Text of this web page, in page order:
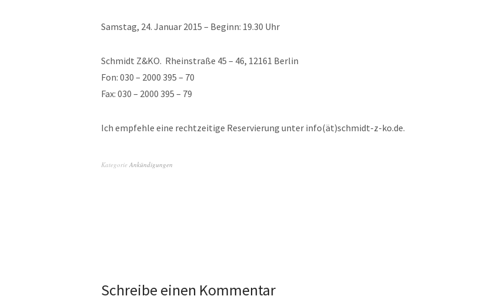
Samstag, 24. Januar 2015 – Beginn: 19.30 Uhr
Schmidt Z&KO. Rheinstraße 45 – 46, 12161 Berlin
Fon: 030 – 2000 395 – 70
Fax: 030 – 2000 395 – 79
Ich empfehle eine rechtzeitige Reservierung unter info(ät)schmidt-z-ko.de.
Kategorie Ankündigungen
Schreibe einen Kommentar